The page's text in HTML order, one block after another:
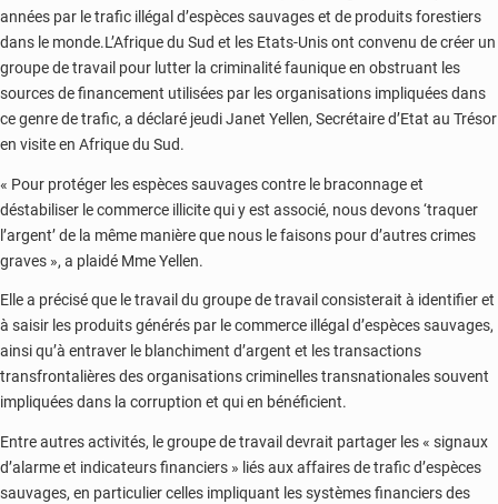
années par le trafic illégal d’espèces sauvages et de produits forestiers
dans le monde.L’Afrique du Sud et les Etats-Unis ont convenu de créer un
groupe de travail pour lutter la criminalité faunique en obstruant les
sources de financement utilisées par les organisations impliquées dans
ce genre de trafic, a déclaré jeudi Janet Yellen, Secrétaire d’Etat au Trésor
en visite en Afrique du Sud.
« Pour protéger les espèces sauvages contre le braconnage et
déstabiliser le commerce illicite qui y est associé, nous devons ‘traquer
l’argent’ de la même manière que nous le faisons pour d’autres crimes
graves », a plaidé Mme Yellen.
Elle a précisé que le travail du groupe de travail consisterait à identifier et
à saisir les produits générés par le commerce illégal d’espèces sauvages,
ainsi qu’à entraver le blanchiment d’argent et les transactions
transfrontalières des organisations criminelles transnationales souvent
impliquées dans la corruption et qui en bénéficient.
Entre autres activités, le groupe de travail devrait partager les « signaux
d’alarme et indicateurs financiers » liés aux affaires de trafic d’espèces
sauvages, en particulier celles impliquant les systèmes financiers des